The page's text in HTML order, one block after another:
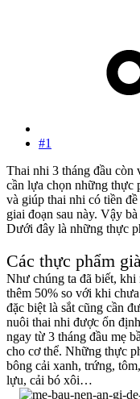
#1
Thai nhi 3 tháng đầu còn
cần lựa chọn những thực
và giúp thai nhi có tiền
giai đoạn sau này. Vậy
Dưới đây là những thực
Các thực phẩm
Như chúng ta đã biết, khi
thêm 50% so với khi
đặc biệt là sắt cũng cần
nuôi thai nhi được ổn
ngay từ 3 tháng đầu mẹ
cho cơ thể. Những thực
bông cải xanh, trứng,
lựu, cải bó xôi…